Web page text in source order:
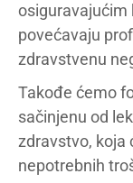
osiguravajućim
povećavaju
zdravstvenu
Takođe ćemo
sačinjenu od
zdravstvo, koja
nepotrebnih